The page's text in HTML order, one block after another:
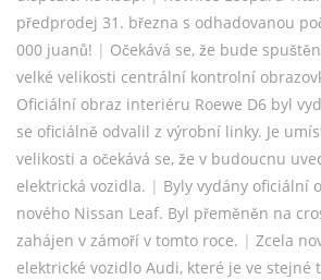
předprodej 31. března s odhadovanou
000 juanů! | Očekává se, že bude
velké velikosti centrální kontrolní
Oficiální obraz interiéru Roewe D6 byl
se oficiálně odvalil z výrobní linky. Je
velikosti a očekává se, že v budoucnu
elektrická vozidla. | Byly vydány oficiální
nového Nissan Leaf. Byl přeměněn na
zahájen v zámoří v tomto roce. | Zcela
elektrické vozidlo Audi, které je ve stejné